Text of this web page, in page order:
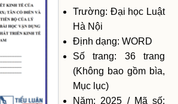
Trường: Đại học Luật
Hà Nội
Định dạng: WORD
Số trang: 36 trang
(Không bao gồm bìa,
Mục lục)
Năm: 2025 / Mã số: